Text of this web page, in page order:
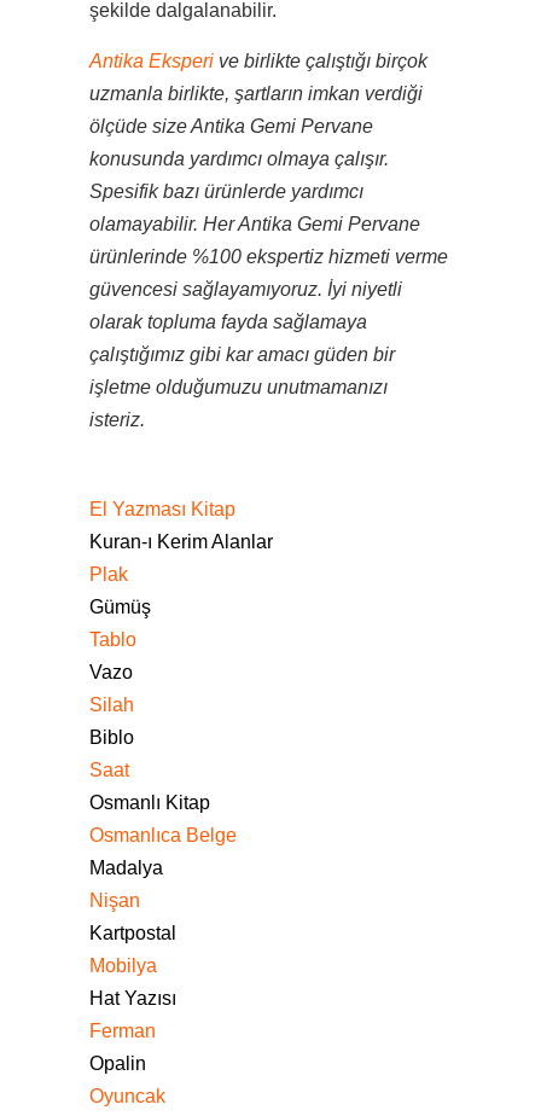
şekilde dalgalanabilir.
Antika Eksperi ve birlikte çalıştığı birçok
uzmanla birlikte, şartların imkan verdiği
ölçüde size Antika Gemi Pervane
konusunda yardımcı olmaya çalışır.
Spesifik bazı ürünlerde yardımcı
olamayabilir. Her Antika Gemi Pervane
ürünlerinde %100 ekspertiz hizmeti verme
güvencesi sağlayamıyoruz. İyi niyetli
olarak topluma fayda sağlamaya
çalıştığımız gibi kar amacı güden bir
işletme olduğumuzu unutmamanızı
isteriz.
El Yazması Kitap
Kuran-ı Kerim Alanlar
Plak
Gümüş
Tablo
Vazo
Silah
Biblo
Saat
Osmanlı Kitap
Osmanlıca Belge
Madalya
Nişan
Kartpostal
Mobilya
Hat Yazısı
Ferman
Opalin
Oyuncak